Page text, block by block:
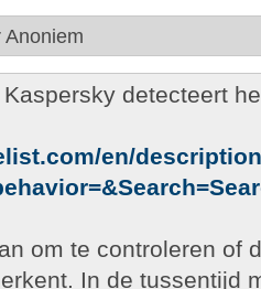
Anoniem
Kaspersky detecteert
en/
om te controleren of
In de tussentijd